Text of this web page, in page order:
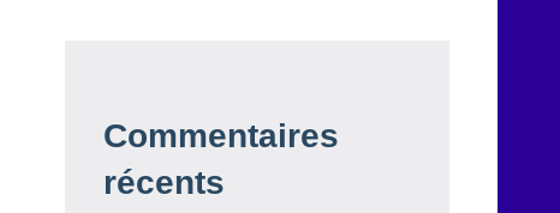
Commentaires
récents